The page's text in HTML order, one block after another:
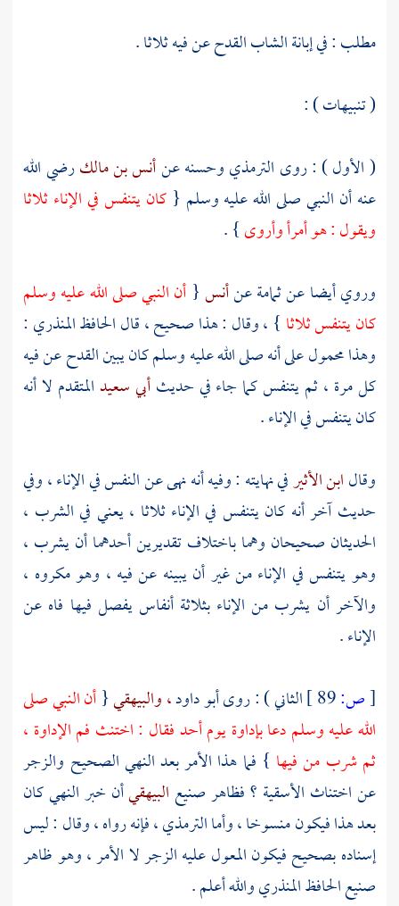
مطلب : في إبانة الشاب القدح عن فيه ثلاثا .
( تنبيهات ) :
( الأول ) : روى الترمذيوحسنه عنأنس بن مالكرضي الله
عنه أن النبي صلى الله عليه وسلم {كان يتنفس في الإناء ثلاثا
ويقول : هو أمرأ وأروى} .
وروي أيضا عنثمامةعنأنس{ أن النبي صلى الله عليه وسلم
كان يتنفس ثلاثا } ، وقال : هذا صحيح ، قالالحافظ المنذري :
وهذا محمول على أنه صلى الله عليه وسلم كان يبين القدح عن فيه
كل مرة ، ثم يتنفس كما جاء في حديثأبي سعيدالمتقدم لا أنه
كان يتنفس في الإناء .
وقالابن الأثيرفي نهايته : وفيه أنه نهى عن النفس في الإناء ، وفي
حديث آخر أنه كان يتنفس في الإناء ثلاثا ، يعني في الشرب ،
الحديثان صحيحان وهما باختلاف تقديرين أحدهما أن يشرب ،
وهو يتنفس في الإناء من غير أن يبينه عن فيه ، وهو مكروه ،
والآخر أن يشرب من الإناء بثلاثة أنفاس يفصل فيها فاه عن
الإناء .
[ص: الثاني ) : روىأبو داود، والبيهقي{أن النبي صلى
الله عليه وسلم دعا بإداوة يومأحدفقال : اختنث فم الإداوة ،
ثم شرب من فيها } فما هذا الأمر بعد النهي الصحيح والزجر
عن اختناث الأسقية ؟ فظاهر صنيع البيهقيأن خبر النهي كان
بعد هذا فيكون منسوخا ، وأماالترمذي، فإنه رواه ، وقال : ليس
إسناده بصحيح فيكون المعول عليه الزجر لا الأمر ، وهو ظاهر
صنيع الحافظ المنذري والله أعلم .